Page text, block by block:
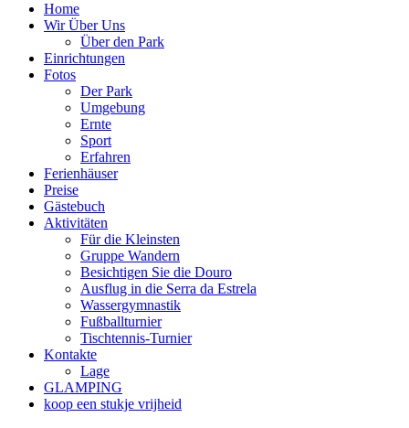
Home
Wir Über Uns
Über den Park
Einrichtungen
Fotos
Der Park
Umgebung
Ernte
Sport
Erfahren
Ferienhäuser
Preise
Gästebuch
Aktivitäten
Für die Kleinsten
Gruppe Wandern
Besichtigen Sie die Douro
Ausflug in die Serra da Estrela
Wassergymnastik
Fußballturnier
Tischtennis-Turnier
Kontakte
Lage
GLAMPING
koop een stukje vrijheid